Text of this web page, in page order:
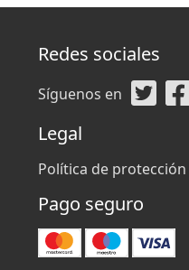
Redes sociales
Síguenos en
Legal
Política de
Pago seguro